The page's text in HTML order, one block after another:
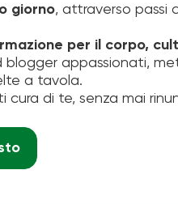
giorno, attraverso passi
per il corpo,
appassionati,
a tavola.
cura di te, senza mai